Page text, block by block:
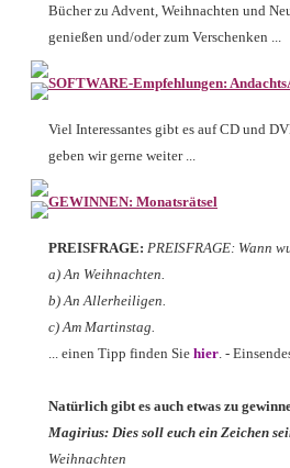
Bücher zu Advent, Weihnachten und
genießen und/oder zum Verschenken ...
SOFTWARE-Empfehlungen:
Viel Interessantes gibt es auf CD und
geben wir gerne weiter ...
GEWINNEN: Monatsrätsel
PREISFRAGE: PREISFRAGE: Wann
a) An Weihnachten.
b) An Allerheiligen.
c) Am Martinstag.
... einen Tipp finden Sie hier. -
Natürlich gibt es auch etwas zu
Magirius: Dies soll euch ein Zeichen
Weihnachten